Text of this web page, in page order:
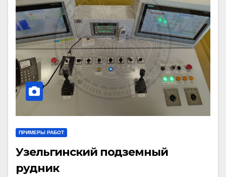
ПРИМЕРЫ РАБОТ
Узельгинский подземный
рудник